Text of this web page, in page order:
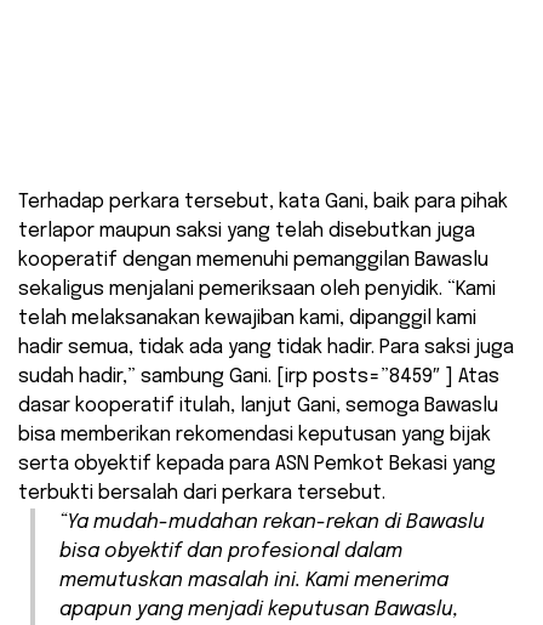
Terhadap perkara tersebut, kata Gani, baik para pihak
terlapor maupun saksi yang telah disebutkan juga
kooperatif dengan memenuhi pemanggilan Bawaslu
sekaligus menjalani pemeriksaan oleh penyidik. “Kami
telah melaksanakan kewajiban kami, dipanggil kami
hadir semua, tidak ada yang tidak hadir. Para saksi juga
sudah hadir,” sambung Gani. [irp posts=”8459″ ] Atas
dasar kooperatif itulah, lanjut Gani, semoga Bawaslu
bisa memberikan rekomendasi keputusan yang bijak
serta obyektif kepada para ASN Pemkot Bekasi yang
terbukti bersalah dari perkara tersebut.
“Ya mudah-mudahan rekan-rekan di Bawaslu
bisa obyektif dan profesional dalam
memutuskan masalah ini. Kami menerima
apapun yang menjadi keputusan Bawaslu,